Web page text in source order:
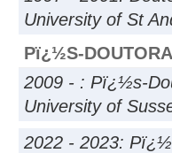
University of St
Pï¿½S-
2009 - : Pï¿½s-
University of
2022 - 2023: